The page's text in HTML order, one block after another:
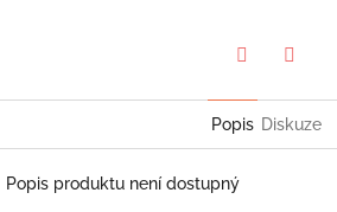
Popis Diskuze
Popis produktu není dostupný